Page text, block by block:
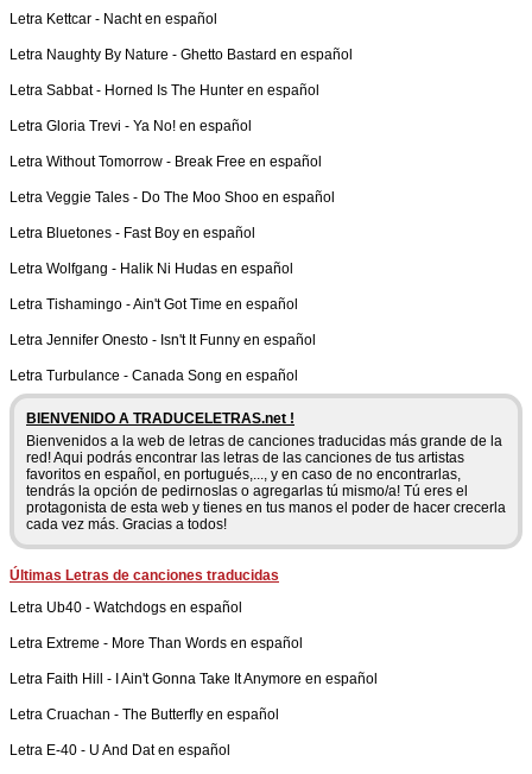
Letra Kettcar - Nacht en español
Letra Naughty By Nature - Ghetto Bastard en español
Letra Sabbat- Horned Is The Hunter en español
Letra Gloria Trevi - Ya No! en español
Letra Without Tomorrow - Break Free en español
Letra Veggie Tales - Do The Moo Shoo en español
Letra Bluetones - Fast Boy en español
Letra Wolfgang - Halik Ni Hudas en español
Letra Tishamingo -Ain't Got Time en español
Letra Jennifer Onesto - Isn't It Funny en español
Letra Turbulance - Canada Song en español
BIENVENIDO A TRADUCELETRAS.net !
Bienvenidos a la web de letras de canciones traducidas más grande de la
red! Aqui podrás encontrar las letras de las canciones de tus artistas
favoritos en español, en portugués,..., y en caso de no encontrarlas,
tendrás la opción de pedirnoslas o agregarlas tú mismo/a! Tú eres el
protagonista de esta web y tienes en tus manos el poder de hacer crecerla
cada vez más. Gracias a todos!
Últimas Letras de canciones traducidas
Letra Ub40 - Watchdogs en español
Letra Extreme - More Than Words en español
Letra Faith Hill - I Ain't Gonna Take It Anymore en español
Letra Cruachan - The Butterfly en español
Letra E-40 - U And Dat en español